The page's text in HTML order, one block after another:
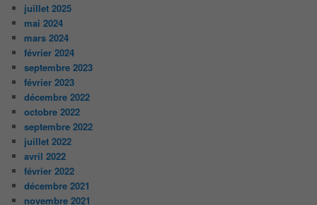
juillet 2025
mai 2024
mars 2024
février 2024
septembre 2023
février 2023
décembre 2022
octobre 2022
septembre 2022
juillet 2022
avril 2022
février 2022
décembre 2021
novembre 2021